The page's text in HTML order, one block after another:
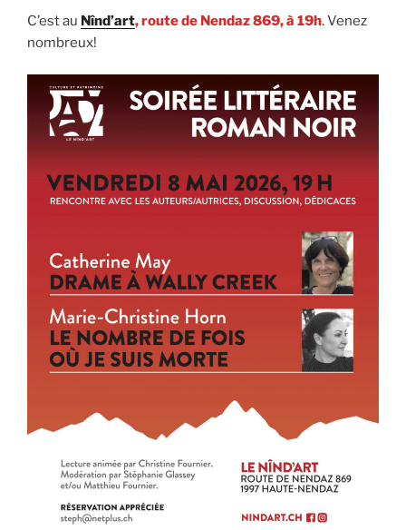
C’est au Nînd’art, route de Nendaz 869, à 19h. Venez
nombreux!